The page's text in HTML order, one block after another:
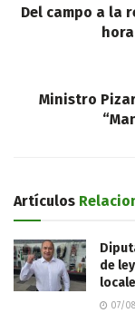
Del campo a la
Ministro
Artículos
de
07/